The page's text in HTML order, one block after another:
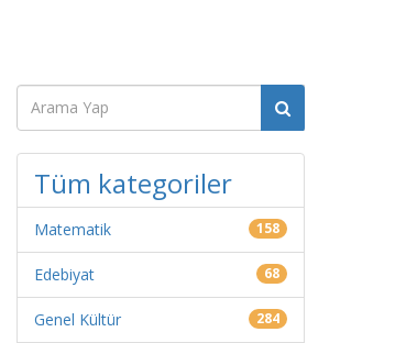
Tüm kategoriler
Matematik 158
Edebiyat 68
Genel Kültür 284